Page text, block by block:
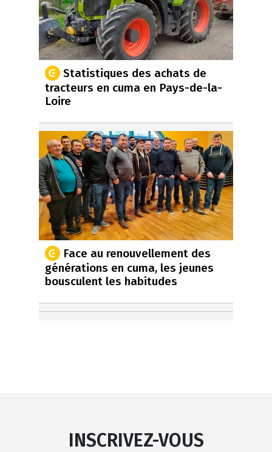
Statistiques des achats de
tracteurs en cuma en Pays-de-la-
Loire
Face au renouvellement des
générations en cuma, les jeunes
bousculent les habitudes
INSCRIVEZ-VOUS